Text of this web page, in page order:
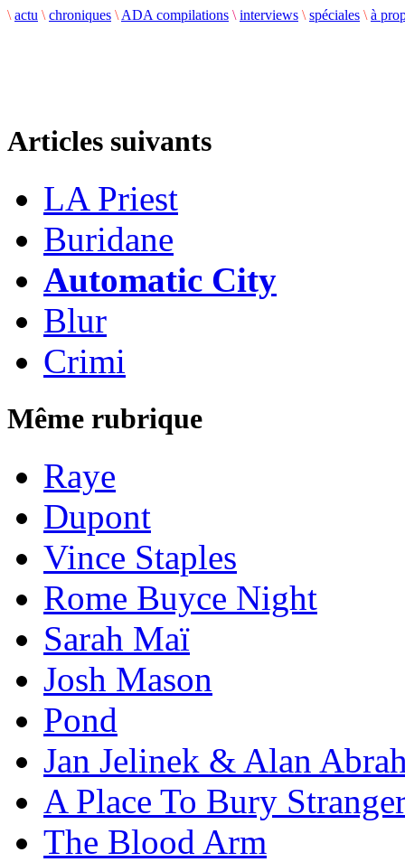
\ actu \ chroniques \ ADA compilations \ interviews \ spéciales \ à
Articles suivants
LA Priest
Buridane
Automatic City
Blur
Crimi
Même rubrique
Raye
Dupont
Vince Staples
Rome Buyce Night
Sarah Maï
Josh Mason
Pond
Jan Jelinek & Alan
A Place To Bury
The Blood Arm